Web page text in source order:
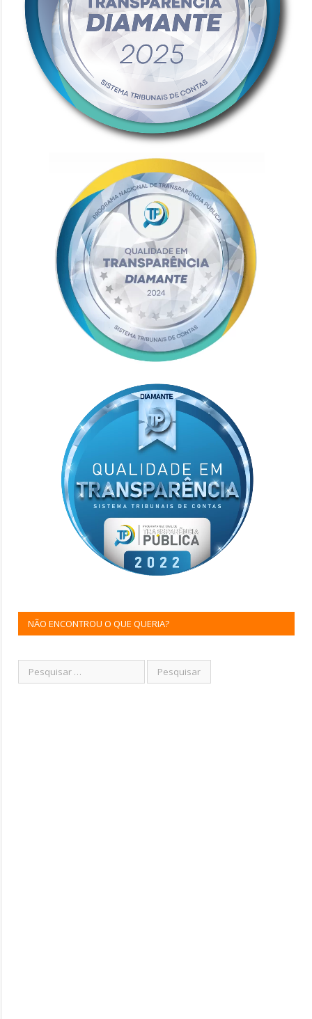
NÃO ENCONTROU O QUE QUERIA?